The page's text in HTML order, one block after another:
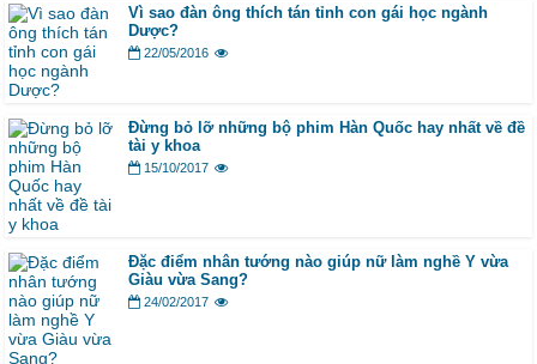
Vì sao đàn ông thích tán tỉnh con gái học ngành
Dược?
22/05/2016
Đừng bỏ lỡ những bộ phim Hàn Quốc hay nhất về đề
tài y khoa
15/10/2017
Đặc điểm nhân tướng nào giúp nữ làm nghề Y vừa
Giàu vừa Sang?
24/02/2017